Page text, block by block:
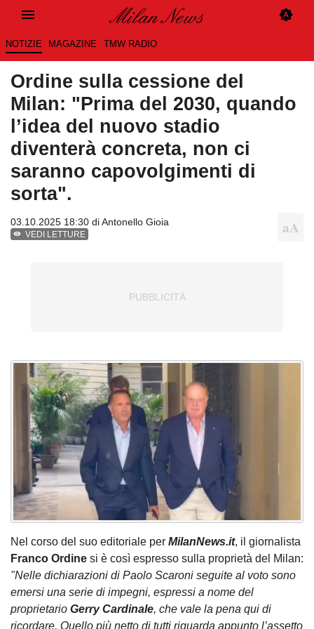
NOTIZIE MAGAZINE TMW RADIO
Ordine sulla cessione del
Milan: "Prima del 2030, quando
l’idea del nuovo stadio
diventerà concreta, non ci
saranno capovolgimenti di
sorta".
03.10.2025 18:30 diAntonello Gioia
VEDI LETTURE
Nel corso del suo editoriale per MilanNews.it, il giornalista
Franco Ordine si è così espresso sulla proprietà del Milan:
"Nelle dichiarazioni di Paolo Scaroni seguite al voto sono
emersi una serie di impegni, espressi a nome del
proprietario Gerry Cardinale, che vale la pena qui di
ricordare. Quello più netto di tutti riguarda appunto l’assetto